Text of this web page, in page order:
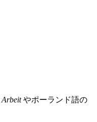
Arbeitやポーランド語の